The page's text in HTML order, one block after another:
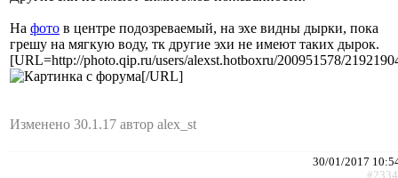
На фото в центре подозреваемый, на эхе видны дырки, пока
грешу на мягкую воду, тк другие эхи не имеют таких дырок.
[URL=http://photo.qip.ru/users/alexst.hotboxru/200951578/
[/URL]
Изменено 30.1.17 автор alex_st
30/01/2017